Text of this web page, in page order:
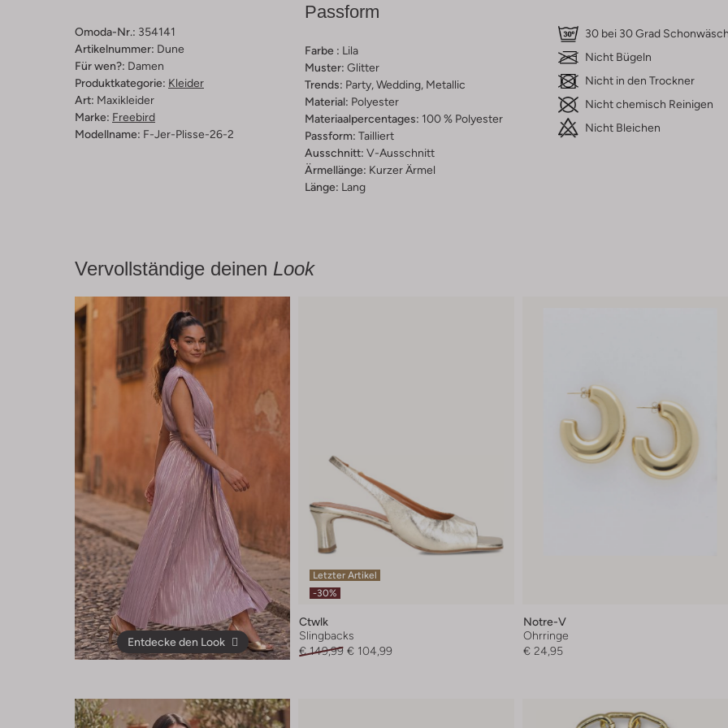
Omoda-Nr.: 354141
Artikelnummer: Dune
Für wen?: Damen
Produktkategorie: Kleider
Art: Maxikleider
Marke: Freebird
Modellname: F-Jer-Plisse-26-2
Passform
Farbe : Lila
Muster: Glitter
Trends: Party, Wedding, Metallic
Material: Polyester
Materiaalpercentages: 100 % Polyester
Passform: Tailliert
Ausschnitt: V-Ausschnitt
Ärmellänge: Kurzer Ärmel
Länge: Lang
30 bei 30 Grad
Nicht Bügeln
Nicht in den Trockner
Nicht chemisch Reinigen
Nicht Bleichen
Vervollständige deinen Look
Entdecke den Look
Letzter Artikel
-30%
Ctwlk
Slingbacks
€ 149,99 € 104,99
Notre-V
Ohrringe
€ 24,95